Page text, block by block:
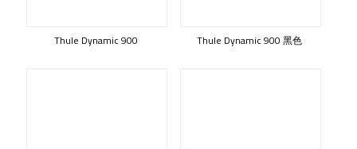
Thule Dynamic 900 Thule Dynamic 900 黑色